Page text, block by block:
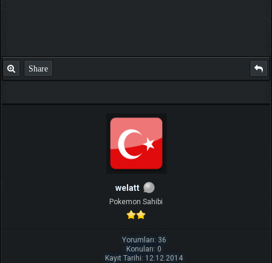
Share
welatt
Pokemon Sahibi
Yorumları: 36
Konuları: 0
Kayıt Tarihi: 12.12.2014